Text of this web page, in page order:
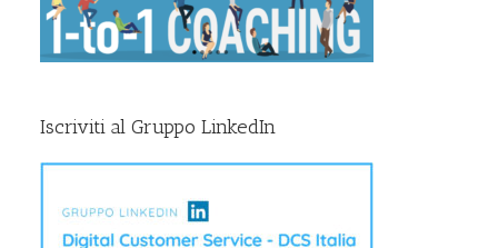
Iscriviti al Gruppo LinkedIn